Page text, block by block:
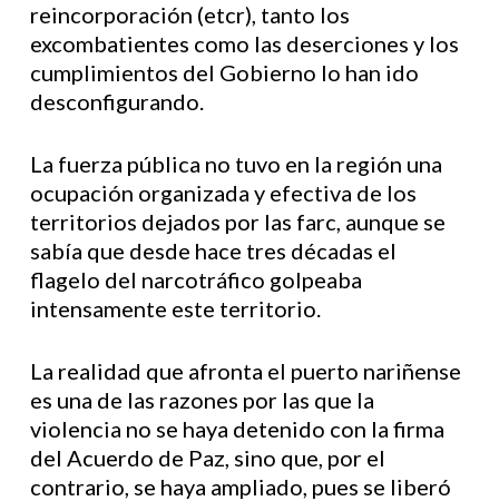
reincorporación (etcr), tanto los
excombatientes como las deserciones y los
cumplimientos del Gobierno lo han ido
desconfigurando.
La fuerza pública no tuvo en la región una
ocupación organizada y efectiva de los
territorios dejados por las farc, aunque se
sabía que desde hace tres décadas el
flagelo del narcotráfico golpeaba
intensamente este territorio.
La realidad que afronta el puerto nariñense
es una de las razones por las que la
violencia no se haya detenido con la firma
del Acuerdo de Paz, sino que, por el
contrario, se haya ampliado, pues se liberó